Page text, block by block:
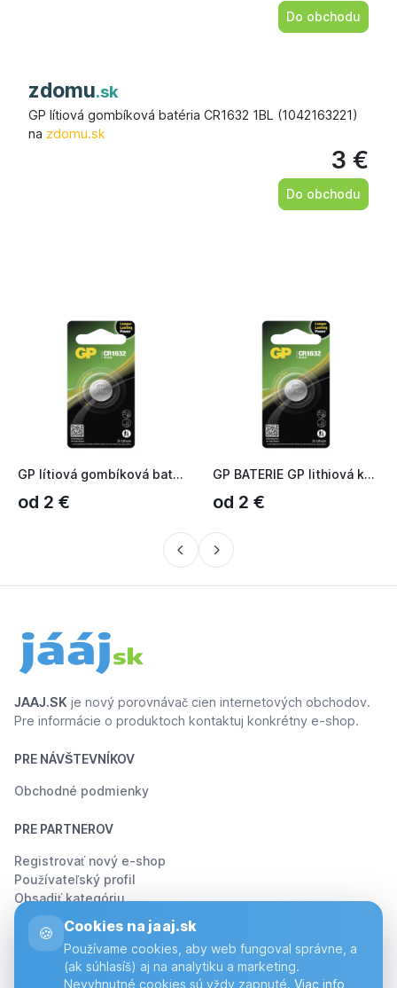
Do obchodu
zdomu.sk
GP lítiová gombíková batéria CR1632 1BL (1042163221)
na zdomu.sk
3 €
Do obchodu
GP lítiová gombíková batéria CR1632 1BL 1042163221
od 2 €
GP BATERIE GP lithiová knoflíková baterie CR1632 1BL 1042163...
od 2 €
JAAJ.SK je nový porovnávač cien internetových obchodov.
Pre informácie o produktoch kontaktuj konkrétny e-shop.
PRE NÁVŠTEVNÍKOV
Obchodné podmienky
PRE PARTNEROV
Registrovať nový e-shop
Používateľský profil
Obsadiť kategóriu
O JÁÁJ.SK
🍪 Cookies na jaaj.sk
Používame cookies, aby web fungoval správne, a
(ak súhlasíš) aj na analytiku a marketing.
Nevyhnutné cookies sú vždy zapnuté. Viac info